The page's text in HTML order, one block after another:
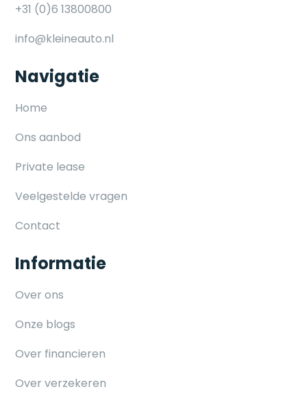
+31 (0)6 13800800
info@kleineauto.nl
Navigatie
Home
Ons aanbod
Private lease
Veelgestelde vragen
Contact
Informatie
Over ons
Onze blogs
Over financieren
Over verzekeren